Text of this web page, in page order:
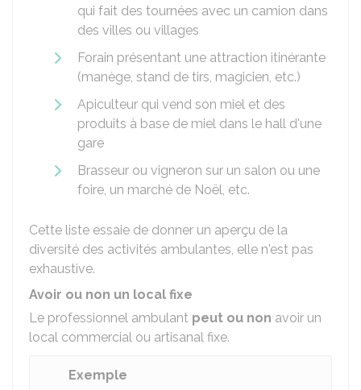
qui fait des tournées avec un camion dans
des villes ou villages
Forain présentant une attraction itinérante
(manège, stand de tirs, magicien, etc.)
Apiculteur qui vend son miel et des
produits à base de miel dans le hall d'une
gare
Brasseur ou vigneron sur un salon ou une
foire, un marché de Noël, etc.
Cette liste essaie de donner un aperçu de la
diversité des activités ambulantes, elle n'est pas
exhaustive.
Avoir ou non un local fixe
Le professionnel ambulant peut ou non avoir un
local commercial ou artisanal fixe.
Exemple